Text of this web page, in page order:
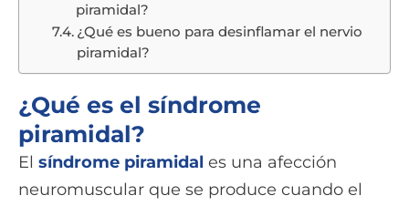
piramidal?
¿Qué es bueno para desinflamar el nervio
piramidal?
¿Qué es el síndrome
piramidal?
El síndrome piramidal es una afección
neuromuscular que se produce cuando el